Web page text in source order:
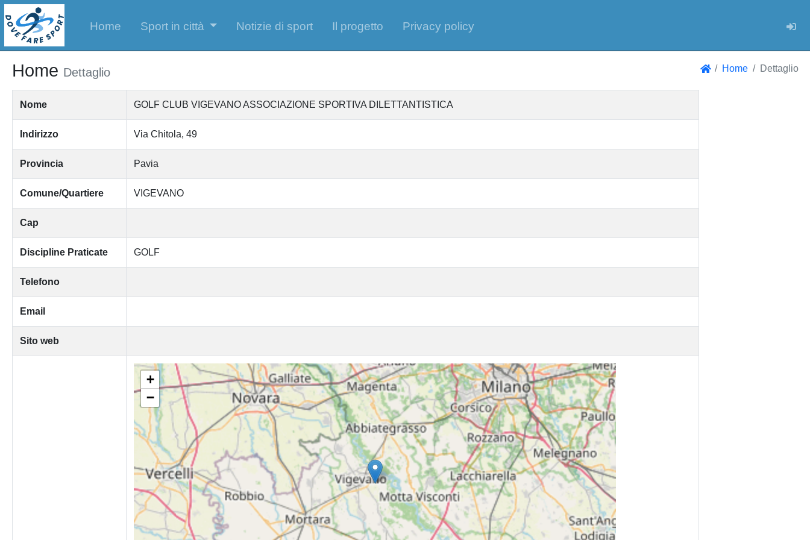
Home Sport in città Notizie di sport Il progetto Privacy policy
Home Dettaglio Home Dettaglio
Nome GOLF CLUB VIGEVANO ASSOCIAZIONE SPORTIVA DILETTANTISTICA
Indirizzo Via Chitola, 49
Provincia Pavia
Comune/Quartiere VIGEVANO
Cap
Discipline Praticate GOLF
Telefono
Email
Sito web
+
−